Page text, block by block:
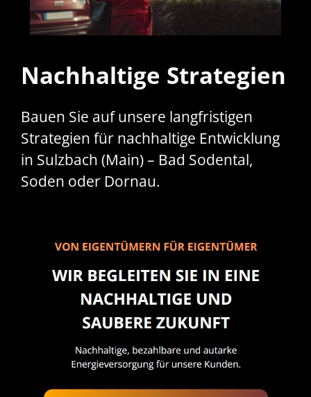
Nachhaltige Strategien
Bauen Sie auf unsere langfristigen
Strategien für nachhaltige Entwicklung
in Sulzbach (Main) – Bad Sodental,
Soden oder Dornau.